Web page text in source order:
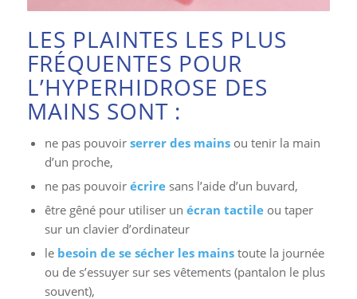
LES PLAINTES LES PLUS
FRÉQUENTES POUR
L’HYPERHIDROSE DES
MAINS SONT :
d’un proche,
ne pas pouvoir
être gêné pour utiliser unécran tactileou taper
sur un clavier d’ordinateur
lebesoin de se sécher les mains
ou de s’essuyer sur ses vêtements (pantalon le plus
souvent),